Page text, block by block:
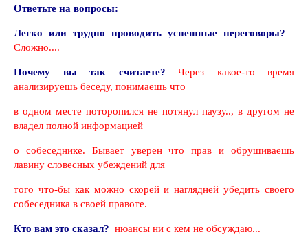
Ответьте на вопросы:
Легко или трудно проводить успешные переговоры?
Сложно....
Почему вы так считаете? Через какое-то время
анализируешь беседу, понимаешь что
в одном месте поторопился не потянул паузу.., в другом не
владел полной информацией
о собеседнике. Бывает уверенчто прав и обрушиваешь
лавину словесных убеждений для
того что-быкак можно скорей и наглядней убедить своего
собеседника в своей правоте.
Кто вам это сказал? нюансы ни с кем не обсуждаю...